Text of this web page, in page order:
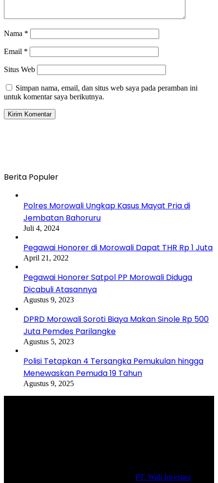
Nama *
Email *
Situs Web
Simpan nama, email, dan situs web saya pada peramban ini
untuk komentar saya berikutnya.
Berita Populer
Polres Morowali Ungkap Kasus Mayat Pria di
Jembatan Bahoruru
Juli 4, 2024
Pegawai Honorer di Morowali Dapat THR Rp 1 Juta
April 21, 2022
Pegawai Honorer Satpol PP Morowali Diduga
Dicabuli Atasannya
Agustus 9, 2023
DPRD Morowali Soroti Biaya Makan Sinole Rp 500
Juta Pemdes Parilangke
Agustus 5, 2023
Polisi Tetapkan 4 Tersangka Pemukulan hingga
Menewaskan Pemuda 19 Tahun
Agustus 9, 2025
PT. Wali Investasi